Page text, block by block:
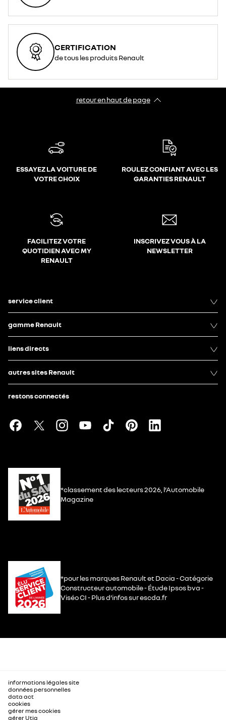
CERTIFICATION
de tous les produits Renault
retour en haut de page​
ESSAYEZ LA VOITURE DE
VOTRE CHOIX
ROULEZ CONFIANT AVEC LES
GARANTIES RENAULT
FACILITEZ VOTRE
QUOTIDIEN AVEC MY
RENAULT
INSCRIVEZ VOUS À LA
NEWSLETTER
service client
gamme Renault
liens directs
autres sites Renault
restons connectés
*classement des lecteurs 2026, l’Automobile
Magazine
*pour les marques Renault et Dacia - Catégorie
Constructeur automobile - Étude Ipsos bva -
Viséo CI - Plus d’infos sur escda.fr
informations légales site
données personnelles
data act
cookies
gérer mes cookies
gérer Utiq